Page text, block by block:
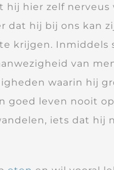
hij hier zelf nerveus
dat hij bij ons kan
krijgen. Inmiddels
van
waarin hij
goed leven nooit
iets dat hij